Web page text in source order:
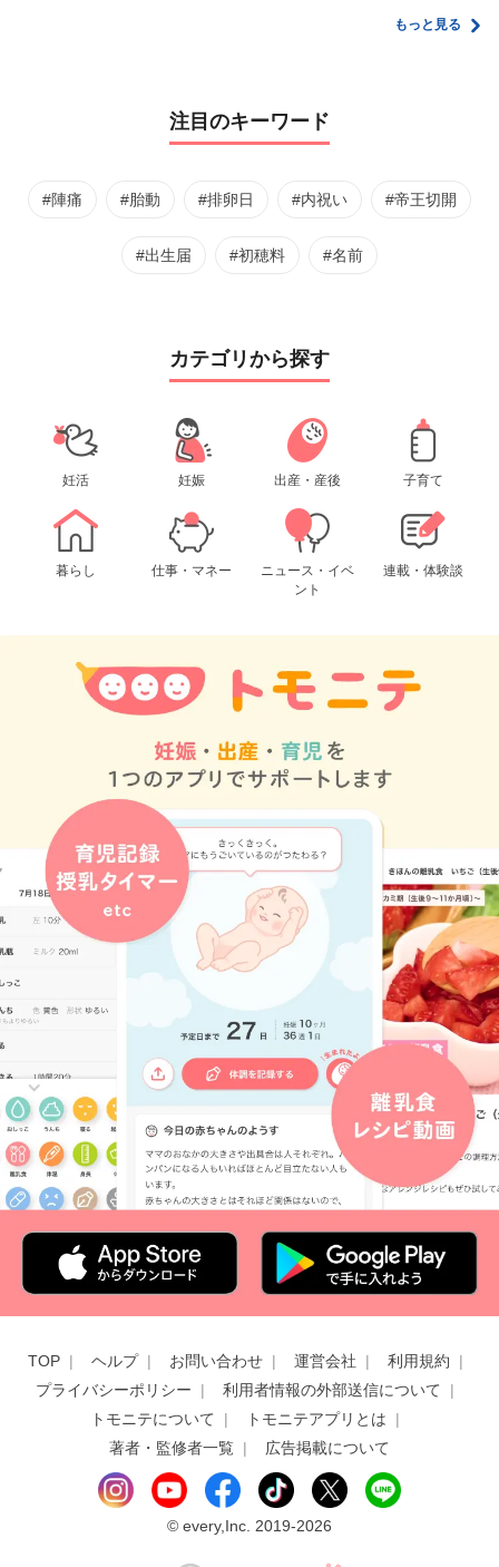
家計管理術もっと見る
注目のキーワード
#陣痛 #胎動 #排卵日 #内祝い #帝王切開
#出生届 #初穂料 #名前
カテゴリから探す
妊活 妊娠 出産・産後 子育て
暮らし 仕事・マネー
ニュース・イベ
ント
連載・体験談
TOP ヘルプ お問い合わせ 運営会社
利用規約
プライバシーポリシー
利用者情報の外部送信について
トモニテについて
トモニテアプリとは
著者・監修者一覧
広告掲載について
© every,Inc. 2019-2026